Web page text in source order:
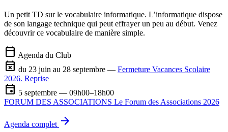
Un petit TD sur le vocabulaire informatique. L’informatique dispose
de son langage technique qui peut effrayer un peu au début. Venez
découvrir ce vocabulaire de manière simple.
calendar_today Agenda du Club
event_busy du 23 juin au 28 septembre — Fermeture Vacances Scolaire
2026. Reprise
event 5 septembre — 09h00–18h00
FORUM DES ASSOCIATIONS Le Forum des Associations 2026
Agenda complet arrow_forward